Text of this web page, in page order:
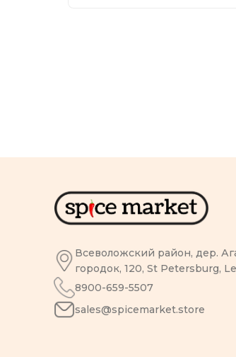
Всеволожский район, дер.
городок, 120, St Petersburg,
8900-659-5507
sales@spicemarket.store